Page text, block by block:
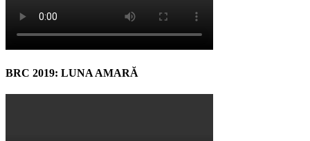
BRC 2019: LUNA AMARĂ